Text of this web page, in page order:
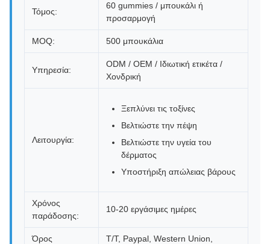
Τόμος:
60 gummies / μπουκάλι ή
προσαρμογή
MOQ: 500 μπουκάλια
Υπηρεσία:
ODM / OEM / Ιδιωτική ετικέτα /
Χονδρική
Λειτουργία:
Ξεπλύνει τις τοξίνες
Βελτιώστε την πέψη
Βελτιώστε την υγεία του
δέρματος
Υποστήριξη απώλειας βάρους
Χρόνος
παράδοσης:
10-20 εργάσιμες ημέρες
Όρος
T/T, Paypal, Western Union,